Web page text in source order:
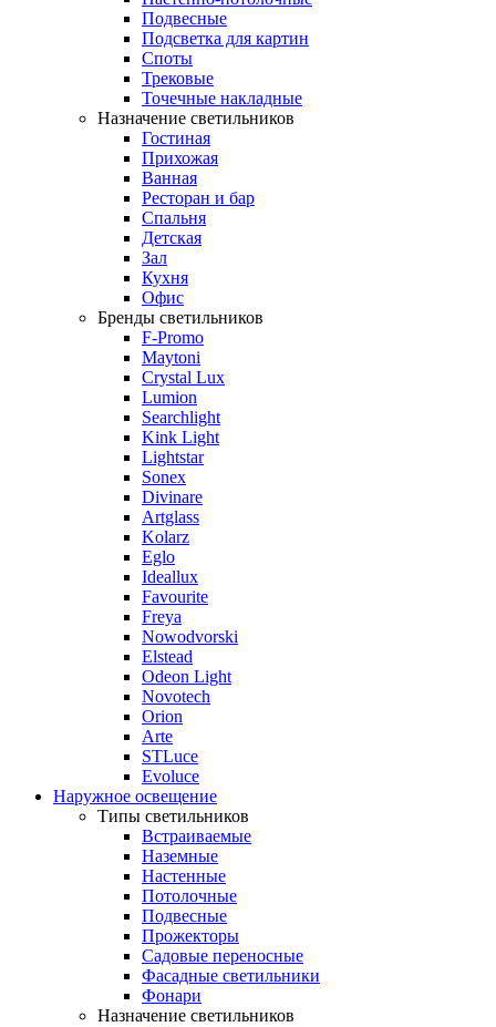
Подвесные
Подсветка для картин
Споты
Трековые
Точечные накладные
Назначение светильников
Гостиная
Прихожая
Ванная
Ресторан и бар
Спальня
Детская
Зал
Кухня
Офис
Бренды светильников
F-Promo
Maytoni
Crystal Lux
Lumion
Searchlight
Kink Light
Lightstar
Sonex
Divinare
Artglass
Kolarz
Eglo
Ideallux
Favourite
Freya
Nowodvorski
Elstead
Odeon Light
Novotech
Orion
Arte
STLuce
Evoluce
Наружное освещение
Типы светильников
Встраиваемые
Наземные
Настенные
Потолочные
Подвесные
Прожекторы
Садовые переносные
Фасадные светильники
Фонари
Назначение светильников